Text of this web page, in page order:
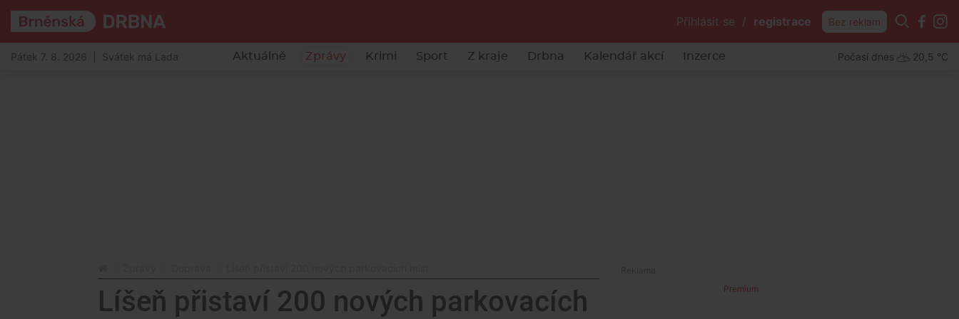
Přihlásit se / registrace Bez reklam
Pátek 7. 8. 2026 | Svátek má Lada Aktuálně Zprávy Krimi Sport Z kraje Drbna Kalendář akcí Inzerce Počasí dnes 20,5 °C
Líšeň přistaví 200 nových parkovacích Premium